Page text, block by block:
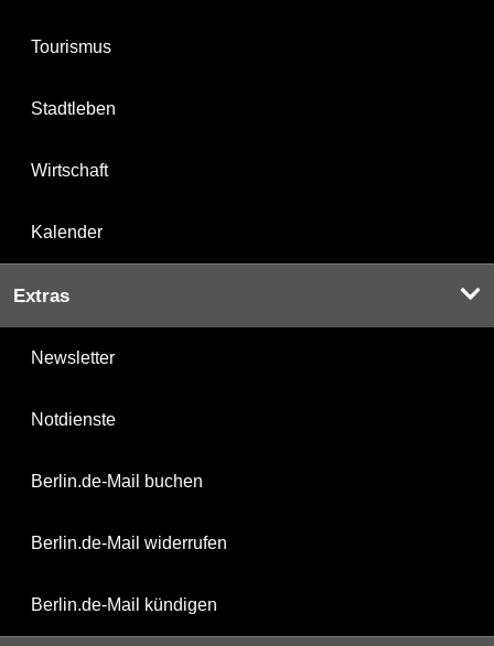
Tourismus
Stadtleben
Wirtschaft
Kalender
Extras
Newsletter
Notdienste
Berlin.de-Mail buchen
Berlin.de-Mail widerrufen
Berlin.de-Mail kündigen